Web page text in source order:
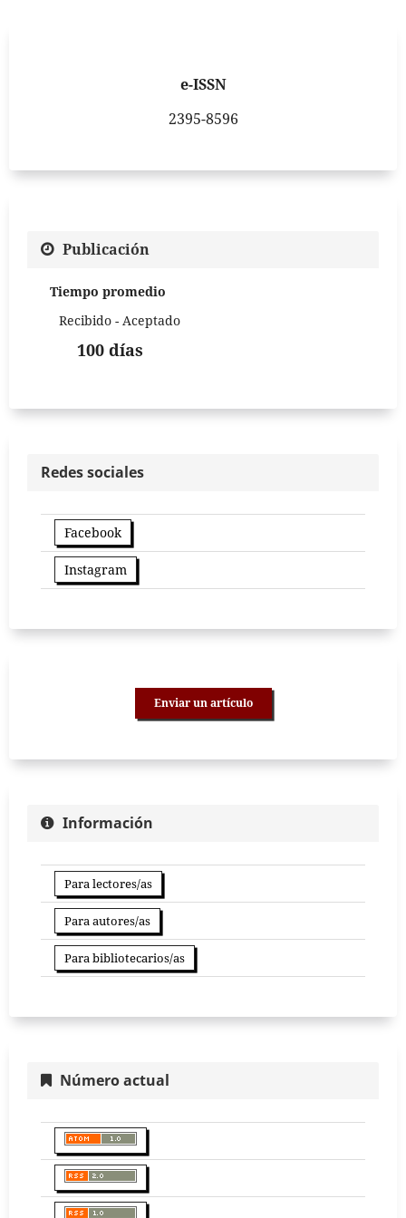
e-ISSN
2395-8596
Publicación
Tiempo promedio
Recibido - Aceptado
100 días
Redes sociales
Facebook
Instagram
Enviar un artículo
Información
Para lectores/as
Para autores/as
Para bibliotecarios/as
Número actual